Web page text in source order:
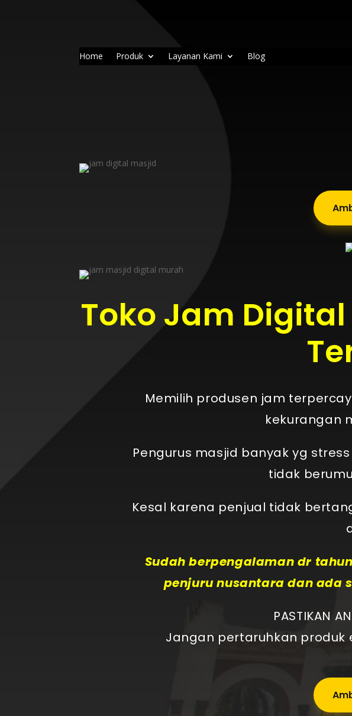
Home Produk Layanan Kami Blog
Toko Jam
Memilih produsen jam
kekurangan
Pengurus masjid banyak yg
tidak
Kesal karena penjual tidak
Sudah berpengalaman dr
penjuru nusantara dan ada
PASTIKAN
Jangan pertaruhkan produk